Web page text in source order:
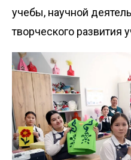
учебы, научной
творческого развития